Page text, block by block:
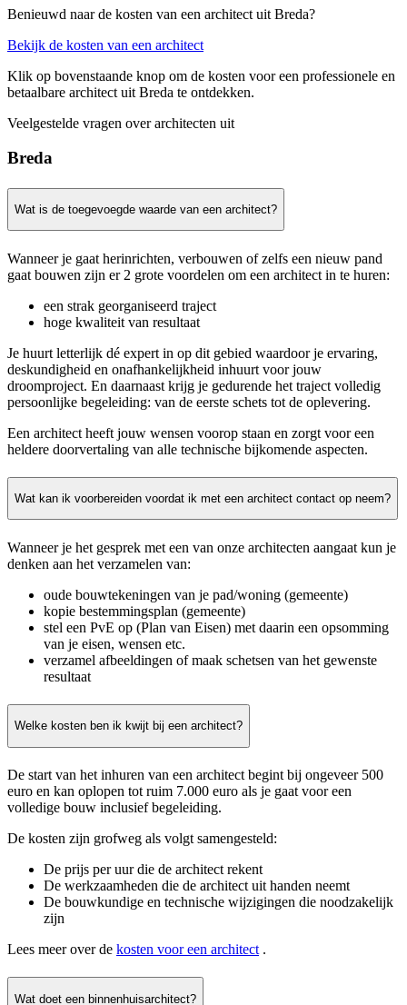
Benieuwd naar de kosten van een architect uit Breda?
Bekijk de kosten van een architect
Klik op bovenstaande knop om de kosten voor een professionele en
betaalbare architect uit Breda te ontdekken.
Veelgestelde vragen over architecten uit
Breda
Wat is de toegevoegde waarde van een architect?
Wanneer je gaat herinrichten, verbouwen of zelfs een nieuw pand
gaat bouwen zijn er 2 grote voordelen om een architect in te huren:
een strak georganiseerd traject
hoge kwaliteit van resultaat
Je huurt letterlijk dé expert in op dit gebied waardoor je ervaring,
deskundigheid en onafhankelijkheid inhuurt voor jouw
droomproject. En daarnaast krijg je gedurende het traject volledig
persoonlijke begeleiding: van de eerste schets tot de oplevering.
Een architect heeft jouw wensen voorop staan en zorgt voor een
heldere doorvertaling van alle technische bijkomende aspecten.
Wat kan ik voorbereiden voordat ik met een architect contact op neem?
Wanneer je het gesprek met een van onze architecten aangaat kun je
denken aan het verzamelen van:
oude bouwtekeningen van je pad/woning (gemeente)
kopie bestemmingsplan (gemeente)
stel een PvE op (Plan van Eisen) met daarin een opsomming
van je eisen, wensen etc.
verzamel afbeeldingen of maak schetsen van het gewenste
resultaat
Welke kosten ben ik kwijt bij een architect?
De start van het inhuren van een architect begint bij ongeveer 500
euro en kan oplopen tot ruim 7.000 euro als je gaat voor een
volledige bouw inclusief begeleiding.
De kosten zijn grofweg als volgt samengesteld:
De prijs per uur die de architect rekent
De werkzaamheden die de architect uit handen neemt
De bouwkundige en technische wijzigingen die noodzakelijk
zijn
Lees meer over de kosten voor een architect .
Wat doet een binnenhuisarchitect?